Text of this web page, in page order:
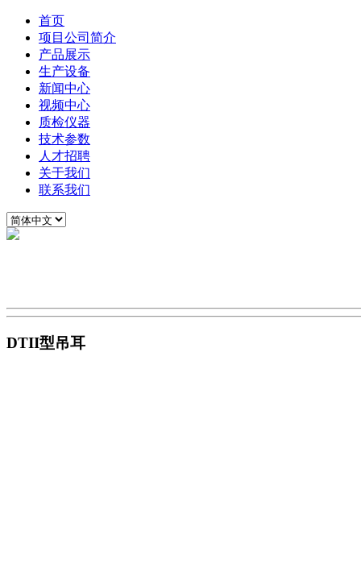
首页
项目公司简介
产品展示
生产设备
新闻中心
视频中心
质检仪器
技术参数
人才招聘
关于我们
联系我们
DTII型吊耳